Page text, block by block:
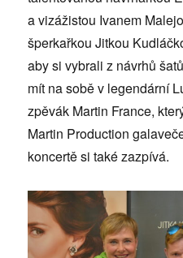
a vizážistou Ivanem
šperkařkou Jitkou
aby si vybrali z návrhů
mít na sobě v legendární
zpěvák Martin France,
Martin Production
koncertě si také zazpívá.